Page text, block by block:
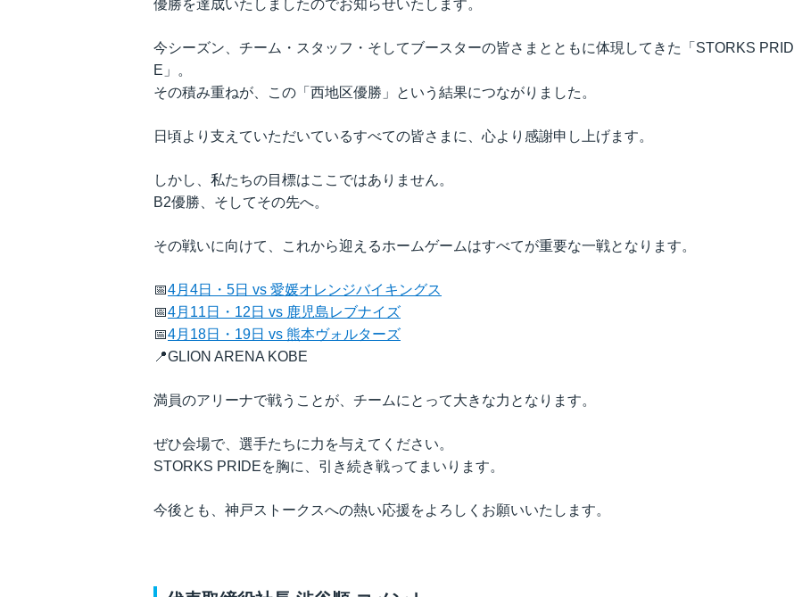
優勝を達成いたしましたのでお知らせいたします。
今シーズン、チーム・スタッフ・そしてブースターの皆さまとともに体現してきた「STORKS PRID
E」。
その積み重ねが、この「西地区優勝」という結果につながりました。
日頃より支えていただいているすべての皆さまに、心より感謝申し上げます。
しかし、私たちの目標はここではありません。
B2優勝、そしてその先へ。
その戦いに向けて、これから迎えるホームゲームはすべてが重要な一戦となります。
📅4月4日・5日 vs 愛媛オレンジバイキングス
📅4月11日・12日 vs 鹿児島レブナイズ
📅4月18日・19日 vs 熊本ヴォルターズ
📍GLION ARENA KOBE
満員のアリーナで戦うことが、チームにとって大きな力となります。
ぜひ会場で、選手たちに力を与えてください。
STORKS PRIDEを胸に、引き続き戦ってまいります。
今後とも、神戸ストークスへの熱い応援をよろしくお願いいたします。